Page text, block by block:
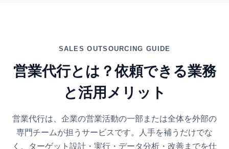
SALES OUTSOURCING GUIDE
営業代行とは？依頼できる業務
と活用メリット
営業代行は、企業の営業活動の一部または全体を外部の
専門チームが担うサービスです。人手を補うだけでな
く、ターゲット設計・実行・データ分析・改善までを仕